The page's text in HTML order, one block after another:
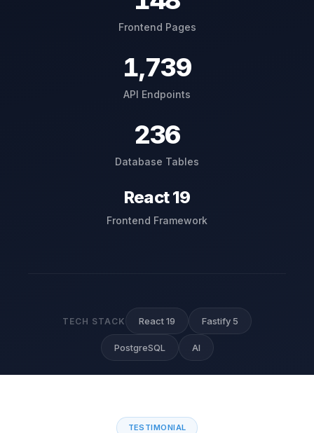
Frontend Pages
1,739
API Endpoints
236
Database Tables
React 19
Frontend Framework
TECH STACK React 19 Fastify 5
PostgreSQL AI
TESTIMONIAL